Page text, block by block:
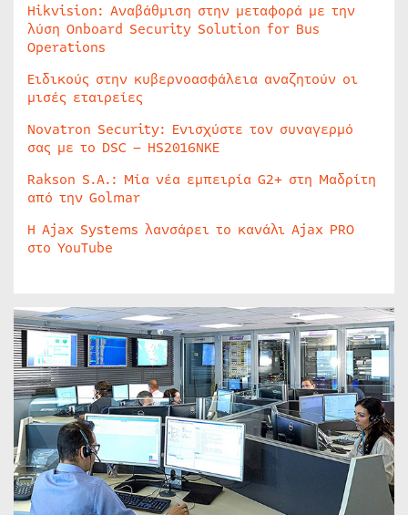
Hikvision: Αναβάθμιση στην μεταφορά με την
λύση Onboard Security Solution for Bus
Operations
Ειδικούς στην κυβερνοασφάλεια αναζητούν οι
μισές εταιρείες
Novatron Security: Ενισχύστε τον συναγερμό
σας με το DSC – HS2016NKE
Rakson S.A.: Μία νέα εμπειρία G2+ στη Μαδρίτη
από την Golmar
Η Ajax Systems λανσάρει το κανάλι Ajax PRO
στο YouTube